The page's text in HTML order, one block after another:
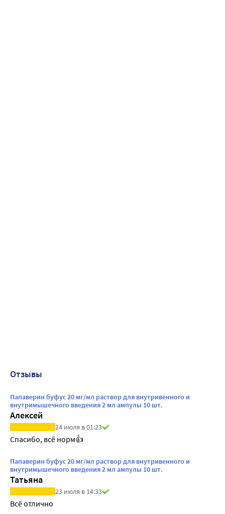
Отзывы
Папаверин буфус 20 мг/мл раствор для внутривенного и
внутримышечного введения 2 мл ампулы 10 шт.
Алексей
24 июля в 01:23
Спасибо, всё норм👍
Папаверин буфус 20 мг/мл раствор для внутривенного и
внутримышечного введения 2 мл ампулы 10 шт.
Татьяна
23 июля в 14:33
Всё отлично